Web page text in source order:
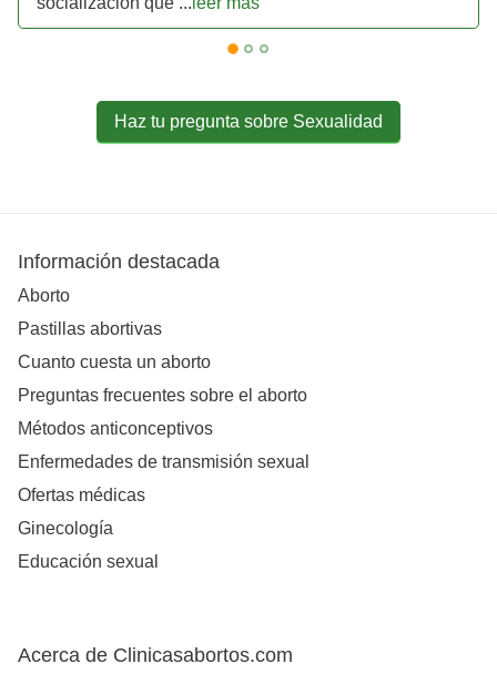
Haz tu pregunta sobre Sexualidad
Información destacada
Aborto
Pastillas abortivas
Cuanto cuesta un aborto
Preguntas frecuentes sobre el aborto
Métodos anticonceptivos
Enfermedades de transmisión sexual
Ofertas médicas
Ginecología
Educación sexual
Acerca de Clinicasabortos.com